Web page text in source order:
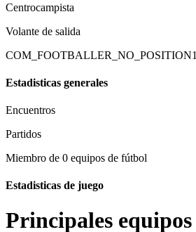
Centrocampista
Volante de salida
COM_FOOTBALLER_NO_POSITION1
Estadisticas generales
Encuentros
Partidos
Miembro de 0 equipos de fútbol
Estadisticas de juego
Principales equipos